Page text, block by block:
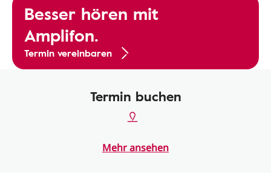
Besser hören mit
Amplifon.
Termin vereinbaren
Termin buchen
Mehr ansehen